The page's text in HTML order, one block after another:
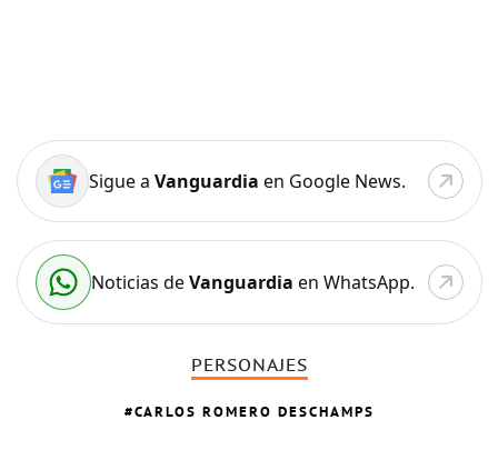
Sigue a Vanguardia en Google News.
Noticias deVanguardia en WhatsApp.
PERSONAJES
CARLOS ROMERO DESCHAMPS